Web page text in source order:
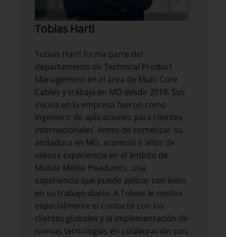
Tobias Hartl
Tobias Hartl forma parte del
departamento de Technical Product
Management en el área de Multi Core
Cables y trabaja en MD desde 2019. Sus
inicios en la empresa fueron como
ingeniero de aplicaciones para clientes
internacionales. Antes de comenzar su
andadura en MD, acumuló 6 años de
valiosa experiencia en el ámbito de
Mobile Media Headunits, una
experiencia que puede aplicar con éxito
en su trabajo diario. A Tobias le motiva
especialmente el contacto con los
clientes globales y la implementación de
nuevas tecnologías en colaboración con